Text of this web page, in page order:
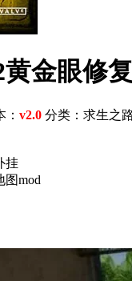
金眼修
： v2.0 分类：求生之
挂
图mod